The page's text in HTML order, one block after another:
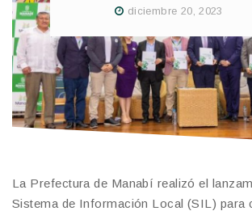
diciembre 20, 2023
La Prefectura de Manabí realizó el
Sistema de Información Local (SIL) para